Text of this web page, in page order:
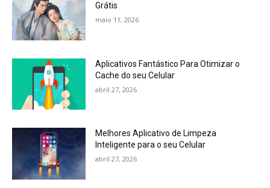
Grátis
maio 11, 2026
Aplicativos Fantástico Para Otimizar o
Cache do seu Celular
abril 27, 2026
Melhores Aplicativo de Limpeza
Inteligente para o seu Celular
abril 27, 2026